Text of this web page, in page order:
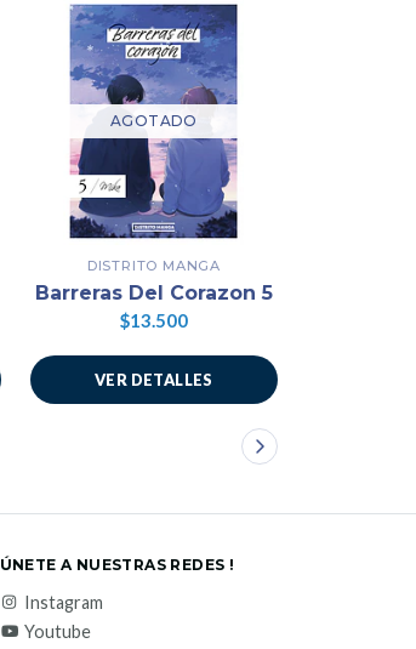
AGOTADO
DISTRITO MANGA
Barreras Del Corazon 5
$13.500
VER DETALLES
ÚNETE A NUESTRAS REDES !
Instagram
Youtube